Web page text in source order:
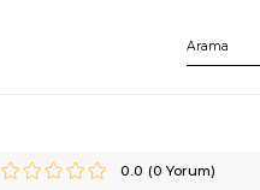
0.0 (0 Yorum)